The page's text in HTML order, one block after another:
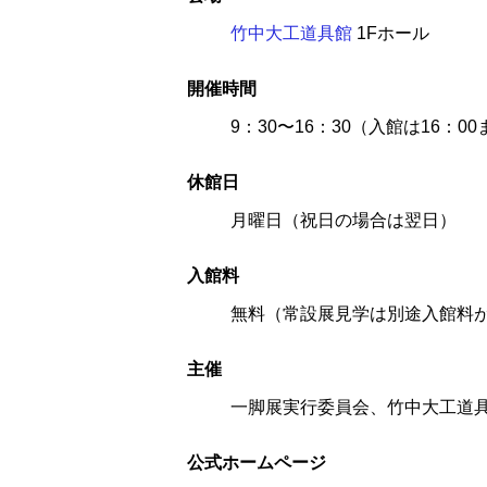
竹中大工道具館 1Fホール
開催時間
9：30〜16：30（入館は16：00
休館 日
月曜日（祝日の場合は翌日）
入館料
無料（常設展見学は別途入館料
主催
一脚展実行委員会、竹中大工道
公式ホームページ